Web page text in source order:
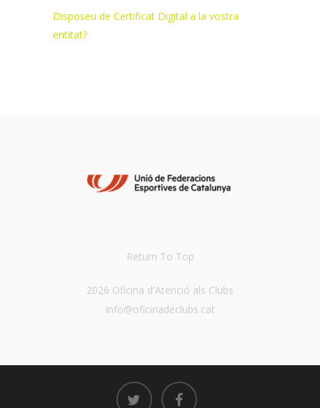
Disposeu de Certificat Digital a la vostra
entitat?
Return To Top
2026 Oficina d'Atenció als Clubs
info@oficinadeclubs.cat